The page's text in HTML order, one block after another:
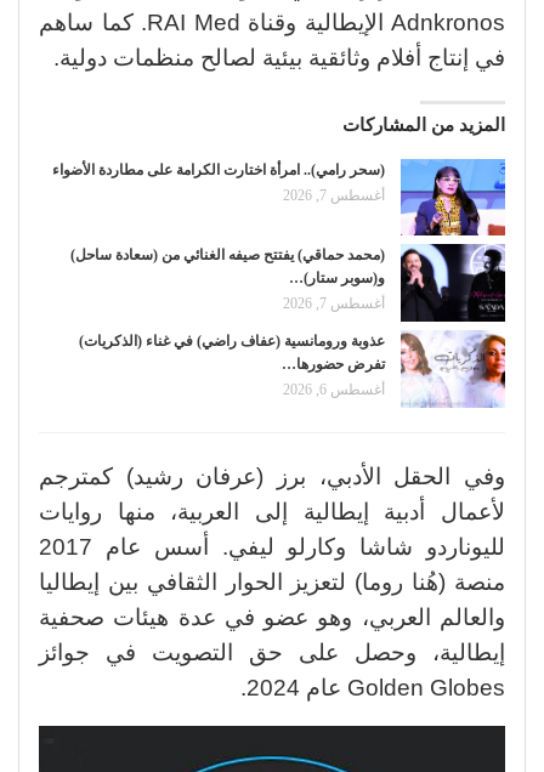
Adnkronos الإيطالية وقناة RAI Med. كما ساهم
في إنتاج أفلام وثائقية بيئية لصالح منظمات دولية.
المزيد من المشاركات
(سحر رامي).. امرأة اختارت الكرامة على مطاردة الأضواء
أغسطس 7, 2026
(محمد حماقي) يفتتح صيفه الغنائي من (سعادة ساحل)
و(سوبر ستار)…
أغسطس 7, 2026
عذوبة ورومانسية (عفاف راضي) في غناء (الذكريات)
تفرض حضورها…
أغسطس 6, 2026
وفي الحقل الأدبي، برز (عرفان رشيد) كمترجم
لأعمال أدبية إيطالية إلى العربية، منها روايات
لليوناردو شاشا وكارلو ليفي. أسس عام 2017
منصة (هُنا روما) لتعزيز الحوار الثقافي بين إيطاليا
والعالم العربي، وهو عضو في عدة هيئات صحفية
إيطالية، وحصل على حق التصويت في جوائز
Golden Globes عام 2024.